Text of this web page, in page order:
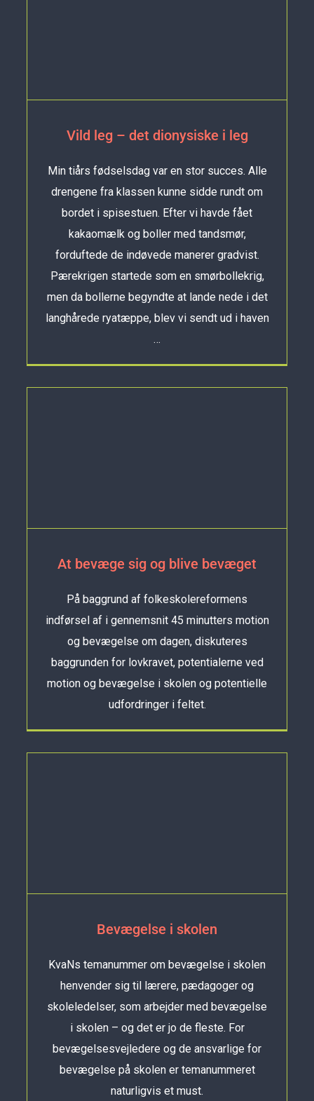
Vild leg – det dionysiske i leg
Min tiårs fødselsdag var en stor succes. Alle
drengene fra klassen kunne sidde rundt om
bordet i spisestuen. Efter vi havde fået
kakaomælk og boller med tandsmør,
forduftede de indøvede manerer gradvist.
Pærekrigen startede som en smørbollekrig,
men da bollerne begyndte at lande nede i det
langhårede ryatæppe, blev vi sendt ud i haven
…
At bevæge sig og blive bevæget
På baggrund af folkeskolereformens
indførsel af i gennemsnit 45 minutters motion
og bevægelse om dagen, diskuteres
baggrunden for lovkravet, potentialerne ved
motion og bevægelse i skolen og potentielle
udfordringer i feltet.
Bevægelse i skolen
KvaNs temanummer om bevægelse i skolen
henvender sig til lærere, pædagoger og
skoleledelser, som arbejder med bevægelse
i skolen – og det er jo de fleste. For
bevægelsesvejledere og de ansvarlige for
bevægelse på skolen er temanummeret
naturligvis et must.